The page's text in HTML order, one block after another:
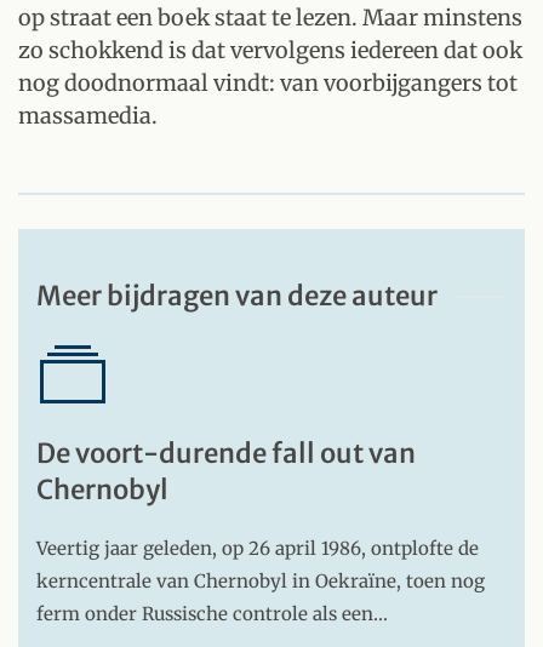
op straat een boek staat te lezen. Maar minstens
zo schokkend is dat vervolgens iedereen dat ook
nog doodnormaal vindt: van voorbijgangers tot
massamedia.
Meer bijdragen van deze auteur
De voort-durende fall out van
Chernobyl
Veertig jaar geleden, op 26 april 1986, ontplofte de
kerncentrale van Chernobyl in Oekraïne, toen nog
ferm onder Russische controle als een…